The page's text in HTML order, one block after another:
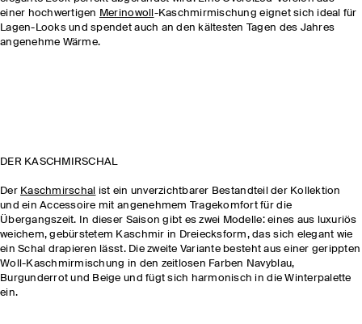
einer hochwertigen Merinowoll -Kaschmirmischung eignet sich ideal für
Lagen-Looks und spendet auch an den kältesten Tagen des Jahres
angenehme Wärme.
DER KASCHMIRSCHAL
Der Kaschmirschal
ist ein unverzichtbarer Bestandteil der Kollektion
und ein Accessoire mit angenehmem Tragekomfort für die
Übergangszeit. In dieser Saison gibt es zwei Modelle: eines aus luxuriös
weichem, gebürstetem Kaschmir in Dreiecksform, das sich elegant wie
ein Schal drapieren lässt. Die zweite Variante besteht aus einer gerippten
Woll-Kaschmirmischung in den zeitlosen Farben Navyblau,
Burgunderrot und Beige und fügt sich harmonisch in die Winterpalette
ein.